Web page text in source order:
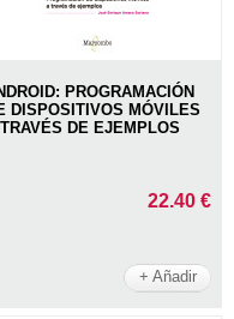
PROGRAMACIÓN
DISPOSITIVOS MÓVILES
DE EJEMPLOS
22.40 €
+ Añadir